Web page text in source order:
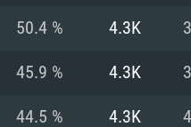
50.4 % 4.3K
45.9 % 4.3K
44.5 % 4.3K